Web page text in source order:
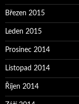
Březen 2015
Leden 2015
Prosinec 2014
Listopad 2014
Říjen 2014